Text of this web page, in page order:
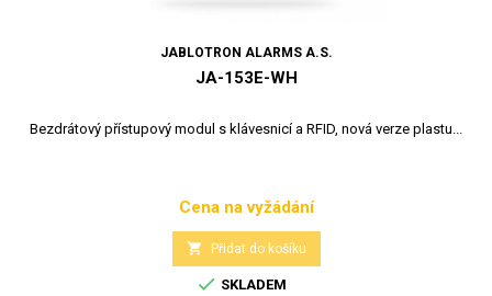
JABLOTRON ALARMS A.S.
JA-153E-WH
Bezdrátový přístupový modul s klávesnicí a RFID, nová verze plastu...
Cena
Cena na vyžádání
 Přidat do košíku
 SKLADEM